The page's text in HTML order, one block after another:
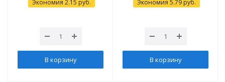
Экономия 2.15 руб.
В корзину
Экономия 5.79руб.
В корзину